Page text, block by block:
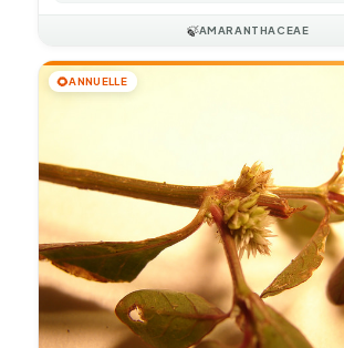
🍃AMARANTHACEAE
🌻ANNUELLE